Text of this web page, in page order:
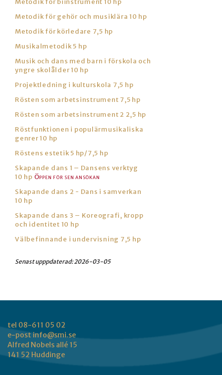
Metodik för gehör och musiklära 10 hp
Metodik för körledare 7,5 hp
Musikalmetodik 5 hp
Musik och dans med barn i förskola och
yngre skolålder 10 hp
Projektledning i kulturskola 7,5 hp
Rösten som arbetsinstrument 7,5 hp
Rösten som arbetsinstrument 2 2,5 hp
Röstfunktionen i populärmusikaliska
genrer 10 hp
Röstens estetik 5 hp/7,5 hp
Skapande dans 1 – Dansens verktyg
10 hp
Skapande dans 2 - Dans i samverkan
10 hp
Skapande dans 3 – Koreografi, kropp
och identitet 10 hp
Välbefinnande i undervisning 7,5 hp
Senast upppdaterad:2026-03-05
tel 08-611 05 02
e-postinfo@smi.se
Alfred Nobels allé 15
141 52 Huddinge